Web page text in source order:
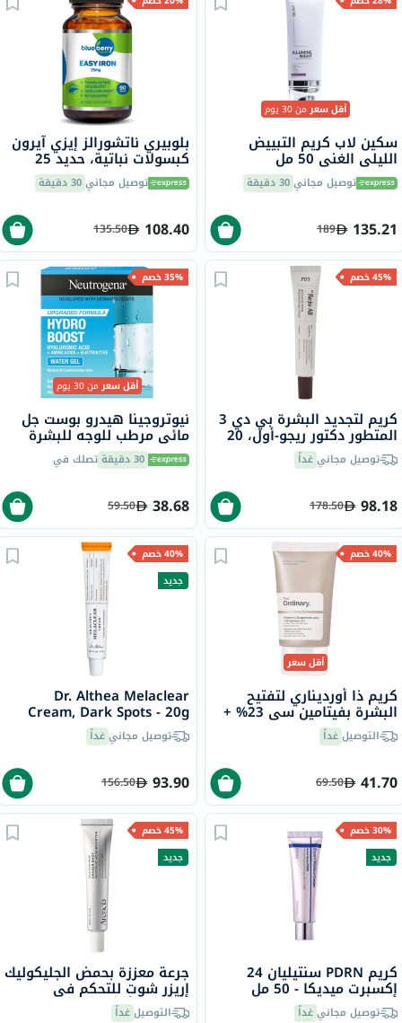
أقل سعرمن 30 يوم
سكين لاب كريم التبييض
الليلي الغني 50 مل
توصيل مجاني30 دقيقة
135.21
189
بلوبيري ناتشورالز إيزي آيرون
كبسولات نباتية، حديد 25
ملجم، 90 قطعة B0265توصيل مجاني30 دقيقة
108.40
135.50
45% خصم
كريم لتجديد البشرة بي دي 3
المتطور دكتور ريجو-أول، 20
ملتوصيل مجانيغداً
98.18
178.50
35% خصم
أقل سعرمن 30 يوم
نيوتروجينا هيدرو بوست جل
مائي مرطب للوجه للبشرة
العادية إلى المختلطة 50 مل
30 دقيقة تصلك في
38.68
59.50
40% خصم
أقل سعر
كريم ذا أورديناري لتفتيح
البشرة بفيتامين سي 23% +
30 ملالتوصيلغداً
41.70
69.50
40% خصم
جديد
Dr. Althea Melaclear
Cream, Dark Spots - 20g
توصيل مجانيغداً
93.90
156.50
30% خصم
جديد
كريم PDRN سنتيليان 24
إكسبرت ميديكا - 50 مل
توصيل مجانيغداً
45% خصم
جديد
جرعة معززة بحمض الجليكوليك
إريزر شوت للتحكم في
الشوائب أرينسيا - 30 مل
التوصيلغداً